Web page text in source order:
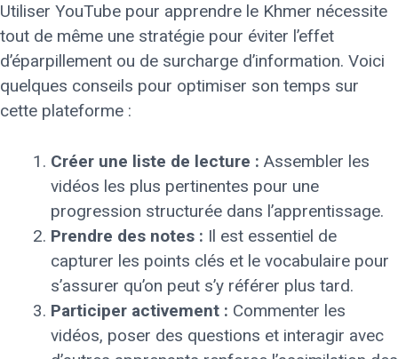
Utiliser YouTube pour apprendre le Khmer nécessite
tout de même une stratégie pour éviter l’effet
d’éparpillement ou de surcharge d’information. Voici
quelques conseils pour optimiser son temps sur
cette plateforme :
Créer une liste de lecture : Assembler les
vidéos les plus pertinentes pour une
progression structurée dans l’apprentissage.
Prendre des notes : Il est essentiel de
capturer les points clés et le vocabulaire pour
s’assurer qu’on peut s’y référer plus tard.
Participer activement : Commenter les
vidéos, poser des questions et interagir avec